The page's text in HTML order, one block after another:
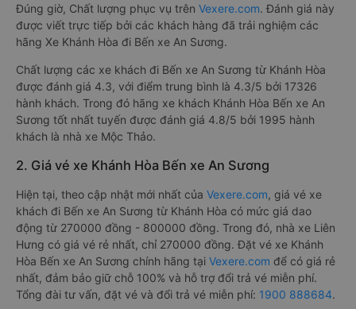
Đúng giờ, Chất lượng phục vụ trên Vexere.com. Đánh giá này
được viết trực tiếp bởi các khách hàng đã trải nghiệm các
hãng Xe Khánh Hòa đi Bến xe An Sương.
Chất lượng các xe khách đi Bến xe An Sương từ Khánh Hòa
được đánh giá 4.3, với điểm trung bình là 4.3/5 bởi 17326
hành khách. Trong đó hãng xe khách Khánh Hòa Bến xe An
Sương tốt nhất tuyến được đánh giá 4.8/5 bởi 1995 hành
khách là nhà xe Mộc Thảo.
2. Giá vé xe Khánh Hòa Bến xe An Sương
Hiện tại, theo cập nhật mới nhất của Vexere.com, giá vé xe
khách đi Bến xe An Sương từ Khánh Hòa có mức giá dao
động từ 270000 đồng - 800000 đồng. Trong đó, nhà xe Liên
Hưng có giá vé rẻ nhất, chỉ 270000 đồng. Đặt vé xe Khánh
Hòa Bến xe An Sương chính hãng tại Vexere.com để có giá rẻ
nhất, đảm bảo giữ chỗ 100% và hỗ trợ đổi trả vé miễn phí.
Tổng đài tư vấn, đặt vé và đổi trả vé miễn phí: 1900 888684.